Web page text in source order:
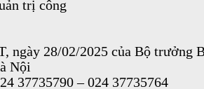
trị công
ngày 28/02/2025 của Bộ trưởng
Nội
37735790 – 024 37735764